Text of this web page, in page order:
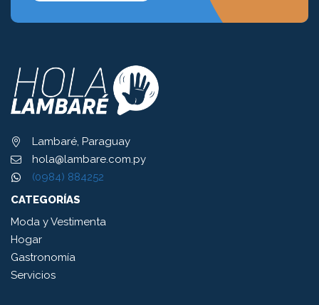
Lambaré, Paraguay
hola@lambare.com.py
(0984) 884252
CATEGORÍAS
Moda y Vestimenta
Hogar
Gastronomía
Servicios